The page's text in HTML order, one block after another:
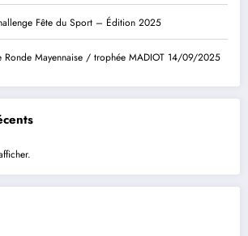
Fête du Sport – Édition 2025
Ronde Mayennaise / trophée MADIOT 14/09/2025